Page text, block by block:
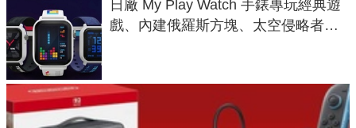
日廠 My Play Watch 手錶專玩經典遊
戲、內建俄羅斯方塊、太空侵略者，